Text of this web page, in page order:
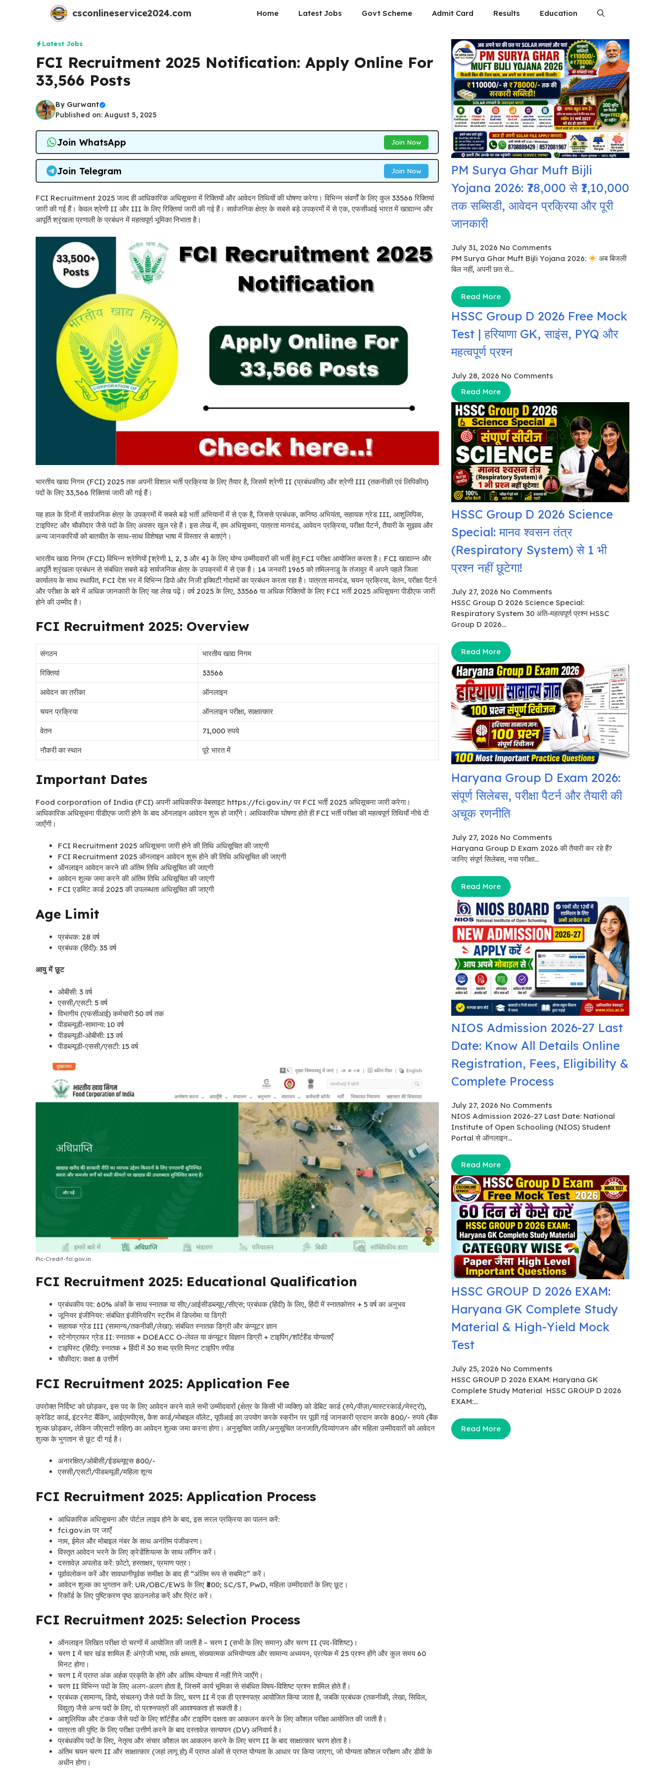
csconlineservice2024.com Home Latest Jobs Govt Scheme Admit Card Results Education
Latest Jobs
FCI Recruitment 2025 Notification: Apply Online For
33,566 Posts
By Gurwant
Published on: August 5, 2025
Join WhatsApp Join Now
Join Telegram Join Now
FCI Recruitment 2025 जल्द ही आधिकारिक अधिसूचना में रिक्तियों और आवेदन तिथियों की घोषणा करेगा। विभिन्न संवर्गों के लिए कुल 33566 रिक्तियां
जारी की गई हैं। केवल श्रेणी II और III के लिए रिक्तियां जारी की गई हैं। सार्वजनिक क्षेत्र के सबसे बड़े उपक्रमों में से एक, एफसीआई भारत में खाद्यान्न और
आपूर्ति श्रृंखला प्रणाली के प्रबंधन में महत्वपूर्ण भूमिका निभाता है।
भारतीय खाद्य निगम (FCI) 2025 तक अपनी विशाल भर्ती प्रक्रिया के लिए तैयार है, जिसमें श्रेणी II (प्रबंधकीय) और श्रेणी III (तकनीकी एवं लिपिकीय)
पदों के लिए 33,566 रिक्तियां जारी की गई हैं।
यह हाल के दिनों में सार्वजनिक क्षेत्र के उपक्रमों में सबसे बड़े भर्ती अभियानों में से एक है, जिससे प्रबंधक, कनिष्ठ अभियंता, सहायक ग्रेड III, आशुलिपिक,
टाइपिस्ट और चौकीदार जैसे पदों के लिए अवसर खुल रहे हैं। इस लेख में, हम अधिसूचना, पात्रता मानदंड, आवेदन प्रक्रिया, परीक्षा पैटर्न, तैयारी के सुझाव और
अन्य जानकारियों को बातचीत के साथ-साथ विशेषज्ञ भाषा में विस्तार से बताएंगे।
भारतीय खाद्य निगम (FCI) विभिन्न श्रेणियों [श्रेणी 1, 2, 3 और 4] के लिए योग्य उम्मीदवारों की भर्ती हेतु FCI परीक्षा आयोजित करता है। FCI खाद्यान्न और
आपूर्ति श्रृंखला प्रबंधन से संबंधित सबसे बड़े सार्वजनिक क्षेत्र के उपक्रमों में से एक है। 14 जनवरी 1965 को तमिलनाडु के तंजावुर में अपने पहले जिला
कार्यालय के साथ स्थापित, FCI देश भर में विभिन्न डिपो और निजी इक्विटी गोदामों का प्रबंधन करता रहा है। पात्रता मानदंड, चयन प्रक्रिया, वेतन, परीक्षा पैटर्न
और परीक्षा के बारे में अधिक जानकारी के लिए यह लेख पढ़ें। वर्ष 2025 के लिए, 33566 या अधिक रिक्तियों के लिए FCI भर्ती 2025 अधिसूचना पीडीएफ जारी
होने की उम्मीद है।
FCI Recruitment 2025: Overview
संगठन भारतीय खाद्य निगम
रिक्तियां 33566
आवेदन का तरीका ऑनलाइन
चयन प्रक्रिया ऑनलाइन परीक्षा, साक्षात्कार
वेतन 71,000 रुपये
नौकरी का स्थान पूरे भारत में
Important Dates
Food corporation of India (FCI) अपनी आधिकारिक वेबसाइट https://fci.gov.in/ पर FCI भर्ती 2025 अधिसूचना जारी करेगा।
आधिकारिक अधिसूचना पीडीएफ जारी होने के बाद ऑनलाइन आवेदन शुरू हो जाएँगे। आधिकारिक घोषणा होते ही FCI भर्ती परीक्षा की महत्वपूर्ण तिथियाँ नीचे दी
जाएँगी।
FCI Recruitment 2025 अधिसूचना जारी होने की तिथि अधिसूचित की जाएगी
FCI Recruitment 2025 ऑनलाइन आवेदन शुरू होने की तिथि अधिसूचित की जाएगी
ऑनलाइन आवेदन करने की अंतिम तिथि अधिसूचित की जाएगी
आवेदन शुल्क जमा करने की अंतिम तिथि अधिसूचित की जाएगी
FCI एडमिट कार्ड 2025 की उपलब्धता अधिसूचित की जाएगी
Age Limit
प्रबंधक: 28 वर्ष
प्रबंधक (हिंदी): 35 वर्ष
आयु में छूट
ओबीसी: 3 वर्ष
एससी/एसटी: 5 वर्ष
विभागीय (एफसीआई) कर्मचारी 50 वर्ष तक
पीडब्ल्यूडी-सामान्य: 10 वर्ष
पीडब्ल्यूडी-ओबीसी: 13 वर्ष
पीडब्ल्यूडी-एससी/एसटी: 15 वर्ष
Pic-Credit-fci.gov.in
FCI Recruitment 2025: Educational Qualification
प्रबंधकीय पद: 60% अंकों के साथ स्नातक या सीए/आईसीडब्ल्यूए/सीएस; प्रबंधक (हिंदी) के लिए, हिंदी में स्नातकोत्तर + 5 वर्ष का अनुभव
जूनियर इंजीनियर: संबंधित इंजीनियरिंग स्ट्रीम में डिप्लोमा या डिग्री
सहायक ग्रेड III (सामान्य/तकनीकी/लेखा): संबंधित स्नातक डिग्री और कंप्यूटर ज्ञान
स्टेनोग्राफर ग्रेड II: स्नातक + DOEACC O-लेवल या कंप्यूटर विज्ञान डिग्री + टाइपिंग/शॉर्टहैंड योग्यताएँ
टाइपिस्ट (हिंदी): स्नातक + हिंदी में 30 शब्द प्रति मिनट टाइपिंग स्पीड
चौकीदार: कक्षा 8 उत्तीर्ण
FCI Recruitment 2025: Application Fee
उपरोक्त निर्दिष्ट को छोड़कर, इस पद के लिए आवेदन करने वाले सभी उम्मीदवारों (क्षेत्र के किसी भी व्यक्ति) को डेबिट कार्ड (रुपे/वीज़ा/मास्टरकार्ड/मेस्ट्रो),
क्रेडिट कार्ड, इंटरनेट बैंकिंग, आईएमपीएस, कैश कार्ड/मोबाइल वॉलेट, यूपीआई का उपयोग करके स्क्रीन पर पूछी गई जानकारी प्रदान करके 800/- रुपये (बैंक
शुल्क छोड़कर, लेकिन जीएसटी सहित) का आवेदन शुल्क जमा करना होगा। अनुसूचित जाति/अनुसूचित जनजाति/दिव्यांगजन और महिला उम्मीदवारों को आवेदन
शुल्क के भुगतान से छूट दी गई है।
अनारक्षित/ओबीसी/ईडब्ल्यूएस 800/-
एससी/एसटी/पीडब्ल्यूडी/महिला शून्य
FCI Recruitment 2025: Application Process
आधिकारिक अधिसूचना और पोर्टल लाइव होने के बाद, इस सरल प्रक्रिया का पालन करें:
fci.gov.in पर जाएँ
नाम, ईमेल और मोबाइल नंबर के साथ अनंतिम पंजीकरण।
विस्तृत आवेदन भरने के लिए क्रेडेंशियल्स के साथ लॉगिन करें।
दस्तावेज़ अपलोड करें: फ़ोटो, हस्ताक्षर, प्रमाण पत्र।
पूर्वावलोकन करें और सावधानीपूर्वक समीक्षा के बाद ही “अंतिम रूप से सबमिट” करें।
आवेदन शुल्क का भुगतान करें: UR/OBC/EWS के लिए ₹800; SC/ST, PwD, महिला उम्मीदवारों के लिए छूट।
रिकॉर्ड के लिए पुष्टिकरण पृष्ठ डाउनलोड करें और प्रिंट करें।
FCI Recruitment 2025: Selection Process
ऑनलाइन लिखित परीक्षा दो चरणों में आयोजित की जाती है – चरण I (सभी के लिए समान) और चरण II (पद-विशिष्ट)।
चरण I में चार खंड शामिल हैं: अंग्रेजी भाषा, तर्क क्षमता, संख्यात्मक अभियोग्यता और सामान्य अध्ययन, प्रत्येक में 25 प्रश्न होंगे और कुल समय 60
मिनट होगा।
चरण I में प्राप्त अंक अर्हक प्रकृति के होंगे और अंतिम योग्यता में नहीं गिने जाएँगे।
चरण II विभिन्न पदों के लिए अलग-अलग होता है, जिसमें कार्य भूमिका से संबंधित विषय-विशिष्ट प्रश्न शामिल होते हैं।
प्रबंधक (सामान्य, डिपो, संचलन) जैसे पदों के लिए, चरण II में एक ही प्रश्नपत्र आयोजित किया जाता है, जबकि प्रबंधक (तकनीकी, लेखा, सिविल,
विद्युत) जैसे अन्य पदों के लिए, दो प्रश्नपत्रों की आवश्यकता हो सकती है।
आशुलिपिक और टंकक जैसे पदों के लिए शॉर्टहैंड और टाइपिंग दक्षता का आकलन करने के लिए कौशल परीक्षा आयोजित की जाती है।
पात्रता की पुष्टि के लिए परीक्षा उत्तीर्ण करने के बाद दस्तावेज़ सत्यापन (DV) अनिवार्य है।
प्रबंधकीय पदों के लिए, नेतृत्व और संचार कौशल का आकलन करने के लिए चरण II के बाद साक्षात्कार चरण होता है।
अंतिम चयन चरण II और साक्षात्कार (जहां लागू हो) में प्राप्त अंकों से प्राप्त योग्यता के आधार पर किया जाएगा, जो योग्यता कौशल परीक्षण और डीवी के
अधीन होगा।
PM Surya Ghar Muft Bijli
Yojana 2026: ₹78,000 से ₹1,10,000
तक सब्सिडी, आवेदन प्रक्रिया और पूरी
जानकारी
July 31, 2026 No Comments
PM Surya Ghar Muft Bijli Yojana 2026:
अब बिजली
बिल नहीं, अपनी छत से...
Read More
HSSC Group D 2026 Free Mock
Test | हरियाणा GK, साइंस, PYQ और
महत्वपूर्ण प्रश्न
July 28, 2026 No Comments
Read More
HSSC Group D 2026 Science
Special: मानव श्वसन तंत्र
(Respiratory System) से 1 भी
प्रश्न नहीं छूटेगा!
July 27, 2026 No Comments
HSSC Group D 2026 Science Special:
Respiratory System 30 अति-महत्वपूर्ण प्रश्न HSSC
Group D 2026...
Read More
Haryana Group D Exam 2026:
संपूर्ण सिलेबस, परीक्षा पैटर्न और तैयारी की
अचूक रणनीति
July 27, 2026 No Comments
Haryana Group D Exam 2026 की तैयारी कर रहे हैं?
जानिए संपूर्ण सिलेबस, नया परीक्षा...
Read More
NIOS Admission 2026-27 Last
Date: Know All Details Online
Registration, Fees, Eligibility &
Complete Process
July 27, 2026 No Comments
NIOS Admission 2026-27 Last Date: National
Institute of Open Schooling (NIOS) Student
Portal से ऑनलाइन...
Read More
HSSC GROUP D 2026 EXAM:
Haryana GK Complete Study
Material & High-Yield Mock
Test
July 25, 2026 No Comments
HSSC GROUP D 2026 EXAM: Haryana GK
Complete Study Material HSSC GROUP D 2026
EXAM:...
Read More